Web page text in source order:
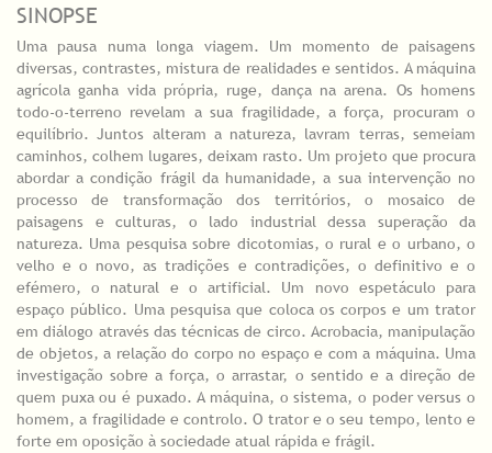
SINOPSE
Uma pausa numa longa viagem. Um momento de paisagens
diversas, contrastes, mistura de realidades e sentidos. A máquina
agrícola ganha vida própria, ruge, dança na arena. Os homens
todo-o-terreno revelam a sua fragilidade, a força, procuram o
equilíbrio. Juntos alteram a natureza, lavram terras, semeiam
caminhos, colhem lugares, deixam rasto. Um projeto que procura
abordar a condição frágil da humanidade, a sua intervenção no
processo de transformação dos territórios, o mosaico de
paisagens e culturas, o lado industrial dessa superação da
natureza. Uma pesquisa sobre dicotomias, o rural e o urbano, o
velho e o novo, as tradições e contradições, o definitivo e o
efémero, o natural e o artificial. Um novo espetáculo para
espaço público. Uma pesquisa que coloca os corpos e um trator
em diálogo através das técnicas de circo. Acrobacia, manipulação
de objetos, a relação do corpo no espaço e com a máquina. Uma
investigação sobre a força, o arrastar, o sentido e a direção de
quem puxa ou é puxado. A máquina, o sistema, o poder versus o
homem, a fragilidade e controlo. O trator e o seu tempo, lento e
forte em oposição à sociedade atual rápida e frágil.